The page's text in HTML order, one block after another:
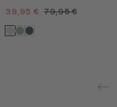
39,95 € 79,95 €